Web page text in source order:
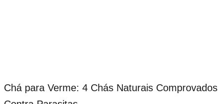
Chá para Verme: 4 Chás Naturais Comprovados